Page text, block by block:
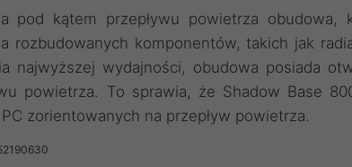
pod kątem przepływu powietrza obudowa,
rozbudowanych komponentów, takich jak
najwyższej wydajności, obudowa posiada
powietrza. To sprawia, że Shadow Base
zorientowanych na przepływ powietrza.